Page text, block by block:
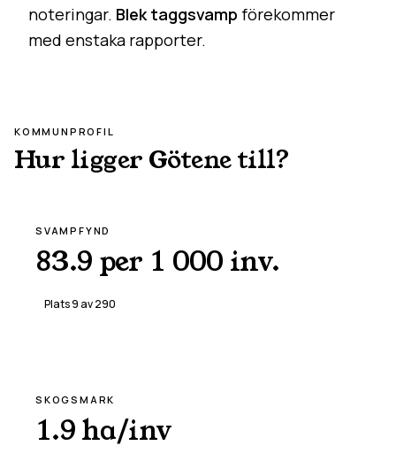
noteringar. Blek taggsvamp förekommer
med enstaka rapporter.
KOMMUNPROFIL
Hur ligger Götenetill?
SVAMPFYND
83.9 per 1 000 inv.
Plats9 av290
SKOGSMARK
1.9 ha/inv